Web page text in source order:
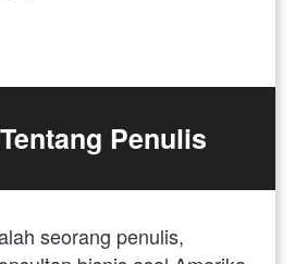
Penulis
seorang penulis,